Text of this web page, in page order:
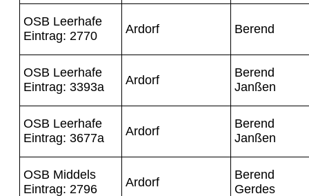
OSB Leerhafe
Eintrag: 2770
Ardorf Berend
OSB Leerhafe
Eintrag: 3393a
Ardorf
Berend
Janßen
OSB Leerhafe
Eintrag: 3677a
Ardorf
Berend
Janßen
OSB Middels
Eintrag: 2796
Ardorf
Berend
Gerdes